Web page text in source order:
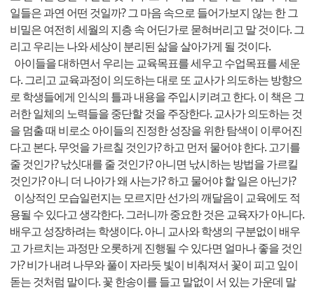
일들은 과연 어떤 것일까? 그 마음 속으로 들어가보지 않는 한 그
비밀은 여전히 세월의 지층 속 어딘가로 묻혀버리고 말 것이다. 그
리고 우리는 나와 세상이 분리된 삶을 살아가게 될 것이다.
아이들을 대하면서 우리는 교육목표를 세우고 수업목표를 세운
다. 그리고 교육과정이 의도하는 대로 또 교사가 의도하는 방향으
로 학생들에게 인식의 틀과 내용을 주입시키려고 한다. 이 책은 그
러한 일체의 노력들을 중단할 것을 주장한다. 교사가 의도하는 것
을 멈출 때 비로소 아이들의 진정한 성장을 위한 탐색이 이루어진
다고 본다. 무엇을 가르칠 것인가? 하고 먼저 물어야 한다. 고기를
줄 것인가? 낛싯대를 줄 것인가? 아니면 낛시하는 방법을 가르킬
것인가? 아니 더 나아가 왜 사는가? 하고 물어야 할 일은 아닌가?
이상적인 모습일런지는 모르지만 선가의 깨달음이 교육에도 적
용될 수 있다고 생각한다. 그러니까 중요한 것은 교육자가 아니다.
배우고 성장하려는 학생이다. 아니 교사와 학생의 구분없이 배우
고 가르치는 과정만 오롯하게 진행될 수 있다면 얼마나 좋을 것인
가? 비가 내려 나무와 풀이 자라듯 빛이 비춰져서 꽃이 피고 잎이
돋는 것처럼 말이다. 꽃 한송이를 들고 말없이 서 있는 가운데 말